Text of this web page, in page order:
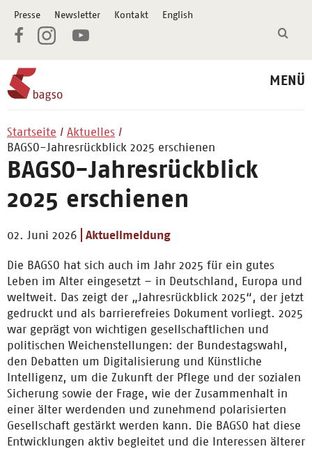
Presse Newsletter Kontakt English
MENÜ
Startseite
Aktuelles
BAGSO-Jahresrückblick 2025 erschienen
BAGSO-Jahresrückblick
2025 erschienen
02. Juni 2026 Aktuellmeldung
Die BAGSO hat sich auch im Jahr 2025 für ein gutes
Leben im Alter eingesetzt – in Deutschland, Europa und
weltweit. Das zeigt der „Jahresrückblick 2025“, der jetzt
gedruckt und als barrierefreies Dokument vorliegt. 2025
war geprägt von wichtigen gesellschaftlichen und
politischen Weichenstellungen: der Bundestagswahl,
den Debatten um Digitalisierung und Künstliche
Intelligenz, um die Zukunft der Pflege und der sozialen
Sicherung sowie der Frage, wie der Zusammenhalt in
einer älter werdenden und zunehmend polarisierten
Gesellschaft gestärkt werden kann. Die BAGSO hat diese
Entwicklungen aktiv begleitet und die Interessen älterer